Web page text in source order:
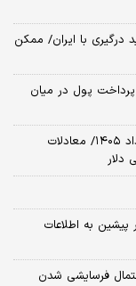
درگیری با ایران/ ممکن
پرداخت پول در میان
پیش‌بینی قیمت طلا، دلار و سکه امروز شنبه ۱۷ مرداد ۱۴۰۵/ معادلات
دلار
به اطلاعات
فرسایشی شدن